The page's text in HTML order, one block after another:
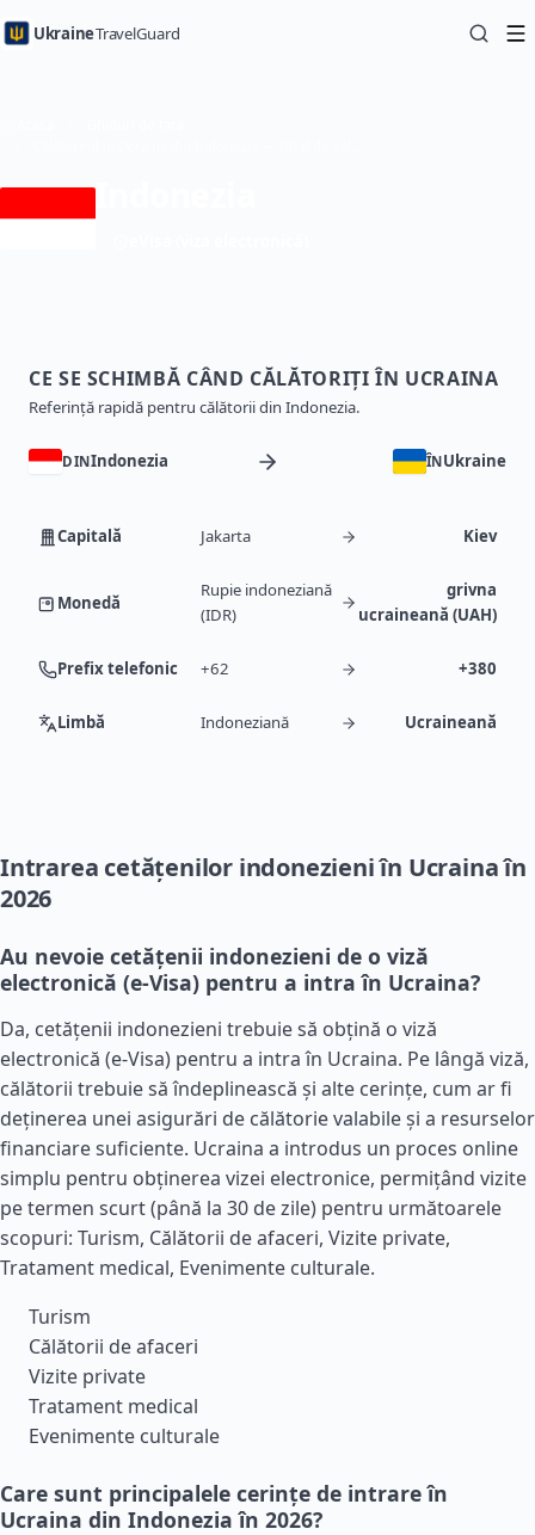
UkraineTravelGuard
CE SE SCHIMBĂ CÂND CĂLĂTORIȚI ÎN UCRAINA
Referință rapidă pentru călătorii din Indonezia.
DINIndonezia ÎNUkraine
Capitală Jakarta Kiev
Monedă
Rupie indoneziană
(IDR)
grivna
ucraineană (UAH)
Prefix telefonic +62 +380
Limbă Indoneziană Ucraineană
Intrarea cetățenilor indonezieni în Ucraina în
2026
Au nevoie cetățenii indonezieni de o viză
electronică (e-Visa) pentru a intra în Ucraina?
Da, cetățenii indonezieni trebuie să obțină o viză
electronică (e-Visa) pentru a intra în Ucraina. Pe lângă viză,
călătorii trebuie să îndeplinească și alte cerințe, cum ar fi
deținerea unei asigurări de călătorie valabile și a resurselor
financiare suficiente. Ucraina a introdus un proces online
simplu pentru obținerea vizei electronice, permițând vizite
pe termen scurt (până la 30 de zile) pentru următoarele
scopuri: Turism, Călătorii de afaceri, Vizite private,
Tratament medical, Evenimente culturale.
Turism
Călătorii de afaceri
Vizite private
Tratament medical
Evenimente culturale
Care sunt principalele cerințe de intrare în
Ucraina din Indonezia în 2026?